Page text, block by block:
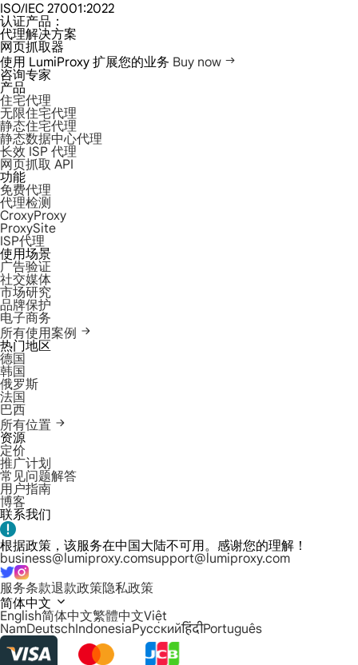
ISO/IEC 27001:2022
认证产品：
代理解决方案
网页抓取器
使用 LumiProxy 扩展您的业务 Buy now
咨询专家
产品
住宅代理
无限住宅代理
静态住宅代理
静态数据中心代理
长效 ISP 代理
网页抓取 API
功能
免费代理
代理检测
CroxyProxy
ProxySite
ISP代理
使用场景
广告验证
社交媒体
市场研究
品牌保护
电子商务
所有使用案例
热门地区
德国
韩国
俄罗斯
法国
巴西
所有位置
资源
定价
推广计划
常见问题解答
用户指南
博客
联系我们
根据政策，该服务在中国大陆不可用。感谢您的理解！
business@lumiproxy.comsupport@lumiproxy.com
服务条款退款政策隐私政策
简体中文
English简体中文繁體中文Việt
NamDeutschIndonesiaРусскийहिंदीPortuguês